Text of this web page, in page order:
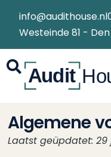
info@audithouse.nl
Westeinde 81 -
Algemene
Laatst geüpdatet: 29